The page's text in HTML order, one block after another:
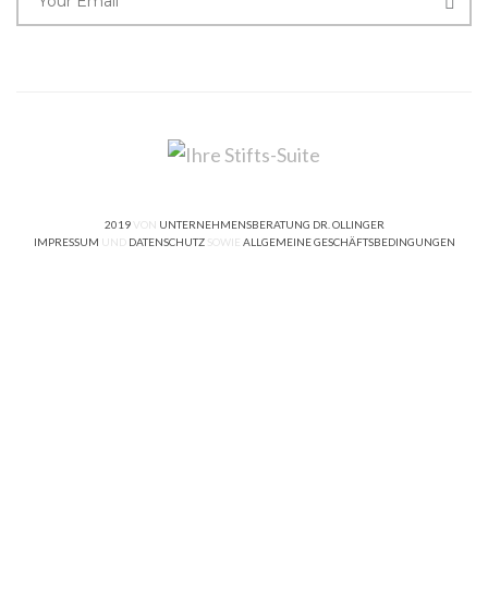
2019 VON UNTERNEHMENSBERATUNG DR. OLLINGER
IMPRESSUM UNDDATENSCHUTZSOWIE ALLGEMEINE GESCHÄFTSBEDINGUNGEN